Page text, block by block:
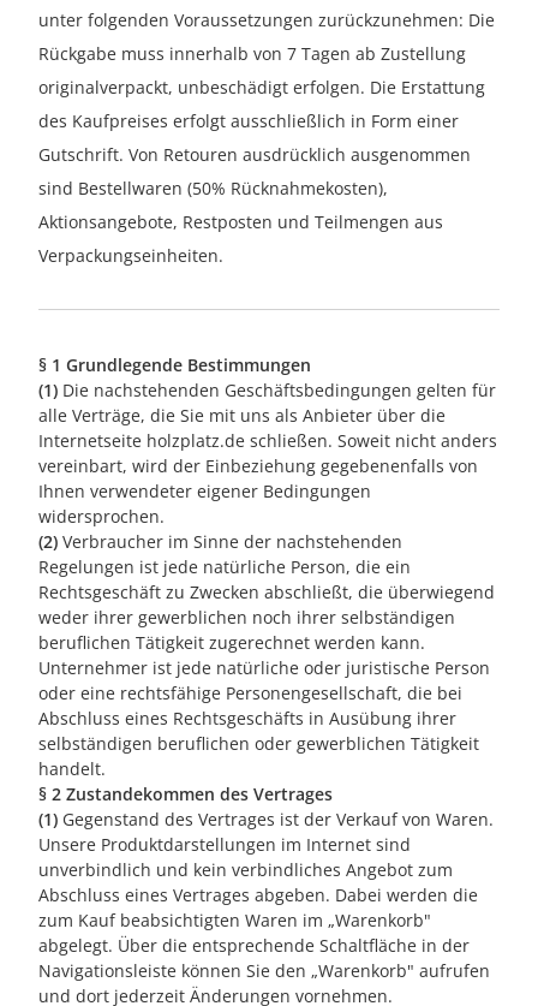
unter folgenden Voraussetzungen zurückzunehmen: Die
Rückgabe muss innerhalb von 7 Tagen ab Zustellung
originalverpackt, unbeschädigt erfolgen. Die Erstattung
des Kaufpreises erfolgt ausschließlich in Form einer
Gutschrift. Von Retouren ausdrücklich ausgenommen
sind Bestellwaren (50% Rücknahmekosten),
Aktionsangebote, Restposten und Teilmengen aus
Verpackungseinheiten.
§ 1 Grundlegende Bestimmungen
(1) Die nachstehenden Geschäftsbedingungen gelten für
alle Verträge, die Sie mit uns als Anbieter über die
Internetseite holzplatz.de schließen. Soweit nicht anders
vereinbart, wird der Einbeziehung gegebenenfalls von
Ihnen verwendeter eigener Bedingungen
widersprochen.
(2) Verbraucher im Sinne der nachstehenden
Regelungen ist jede natürliche Person, die ein
Rechtsgeschäft zu Zwecken abschließt, die überwiegend
weder ihrer gewerblichen noch ihrer selbständigen
beruflichen Tätigkeit zugerechnet werden kann.
Unternehmer ist jede natürliche oder juristische Person
oder eine rechtsfähige Personengesellschaft, die bei
Abschluss eines Rechtsgeschäfts in Ausübung ihrer
selbständigen beruflichen oder gewerblichen Tätigkeit
handelt.
§ 2 Zustandekommen des Vertrages
(1) Gegenstand des Vertrages ist der Verkauf von Waren.
Unsere Produktdarstellungen im Internet sind
unverbindlich und kein verbindliches Angebot zum
Abschluss eines Vertrages abgeben. Dabei werden die
zum Kauf beabsichtigten Waren im „Warenkorb"
abgelegt. Über die entsprechende Schaltfläche in der
Navigationsleiste können Sie den „Warenkorb" aufrufen
und dort jederzeit Änderungen vornehmen.